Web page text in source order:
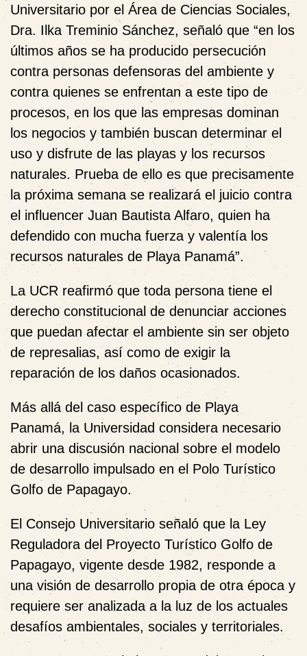
Universitario por el Área de Ciencias Sociales,
Dra. Ilka Treminio Sánchez, señaló que “en los
últimos años se ha producido persecución
contra personas defensoras del ambiente y
contra quienes se enfrentan a este tipo de
procesos, en los que las empresas dominan
los negocios y también buscan determinar el
uso y disfrute de las playas y los recursos
naturales. Prueba de ello es que precisamente
la próxima semana se realizará el juicio contra
el influencer Juan Bautista Alfaro, quien ha
defendido con mucha fuerza y valentía los
recursos naturales de Playa Panamá”.
La UCR reafirmó que toda persona tiene el
derecho constitucional de denunciar acciones
que puedan afectar el ambiente sin ser objeto
de represalias, así como de exigir la
reparación de los daños ocasionados.
Más allá del caso específico de Playa
Panamá, la Universidad considera necesario
abrir una discusión nacional sobre el modelo
de desarrollo impulsado en el Polo Turístico
Golfo de Papagayo.
El Consejo Universitario señaló que la Ley
Reguladora del Proyecto Turístico Golfo de
Papagayo, vigente desde 1982, responde a
una visión de desarrollo propia de otra época y
requiere ser analizada a la luz de los actuales
desafíos ambientales, sociales y territoriales.